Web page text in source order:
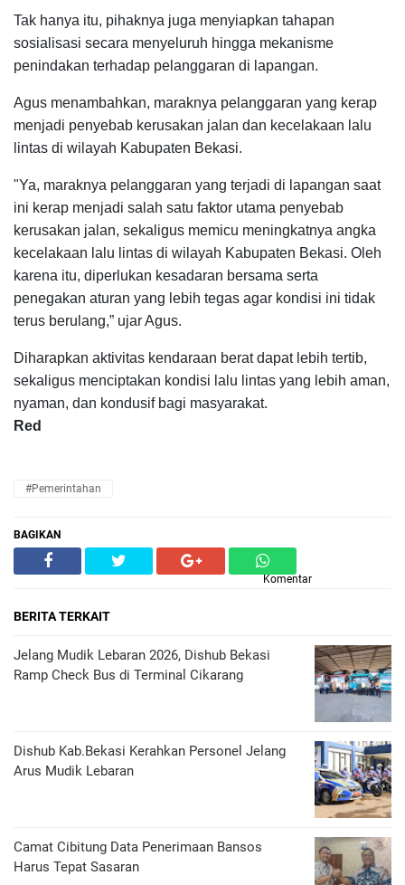
Tak hanya itu, pihaknya juga menyiapkan tahapan
sosialisasi secara menyeluruh hingga mekanisme
penindakan terhadap pelanggaran di lapangan.
Agus menambahkan, maraknya pelanggaran yang kerap
menjadi penyebab kerusakan jalan dan kecelakaan lalu
lintas di wilayah Kabupaten Bekasi.
"Ya, maraknya pelanggaran yang terjadi di lapangan saat
ini kerap menjadi salah satu faktor utama penyebab
kerusakan jalan, sekaligus memicu meningkatnya angka
kecelakaan lalu lintas di wilayah Kabupaten Bekasi. Oleh
karena itu, diperlukan kesadaran bersama serta
penegakan aturan yang lebih tegas agar kondisi ini tidak
terus berulang,” ujar Agus.
Diharapkan aktivitas kendaraan berat dapat lebih tertib,
sekaligus menciptakan kondisi lalu lintas yang lebih aman,
nyaman, dan kondusif bagi masyarakat.
Red
#Pemerintahan
BAGIKAN
Komentar
BERITA TERKAIT
Jelang Mudik Lebaran 2026, Dishub Bekasi
Ramp Check Bus di Terminal Cikarang
Dishub Kab.Bekasi Kerahkan Personel Jelang
Arus Mudik Lebaran
Camat Cibitung Data Penerimaan Bansos
Harus Tepat Sasaran